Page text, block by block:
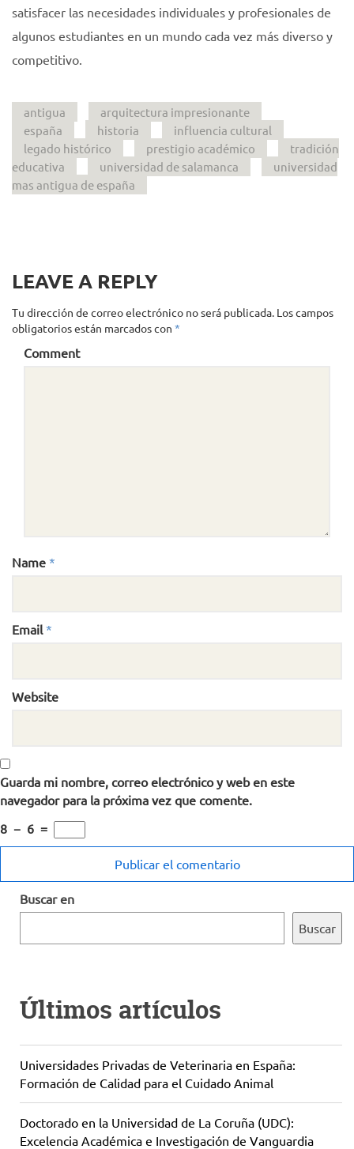
satisfacer las necesidades individuales y profesionales de
algunos estudiantes en un mundo cada vez más diverso y
competitivo.
antigua
arquitectura impresionante
españa
historia
influencia cultural
legado histórico
prestigio académico
tradición
educativa
universidad de salamanca
universidad
mas antigua de españa
LEAVE A REPLY
Tu dirección de correo electrónico no será publicada. Los campos
obligatorios están marcados con *
Comment
Name *
Email *
Website
Guarda mi nombre, correo electrónico y web en este
navegador para la próxima vez que comente.
8 − 6 =
Buscar en
Buscar
Últimos artículos
Universidades Privadas de Veterinaria en España:
Formación de Calidad para el Cuidado Animal
Doctorado en la Universidad de La Coruña (UDC):
Excelencia Académica e Investigación de Vanguardia